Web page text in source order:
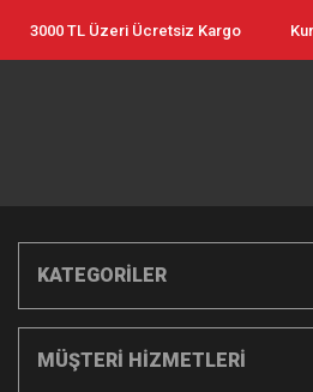
3000 TL Üzeri Ücretsiz Kargo
KATEGORİLER
MÜŞTERİ HİZMETLERİ